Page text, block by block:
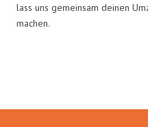
lass uns gemeinsam deinen
machen.